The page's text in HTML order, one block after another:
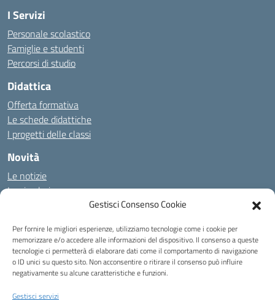
Gestisci Consenso Cookie
Per fornire le migliori esperienze, utilizziamo tecnologie come i cookie per
memorizzare e/o accedere alle informazioni del dispositivo. Il consenso a queste
tecnologie ci permetterà di elaborare dati come il comportamento di navigazione
o ID unici su questo sito. Non acconsentire o ritirare il consenso può influire
negativamente su alcune caratteristiche e funzioni.
Gestisci servizi
I Servizi
Personale scolastico
Famiglie e studenti
Percorsi di studio
Didattica
Offerta formativa
Le schede didattiche
I progetti delle classi
Novità
Le notizie
Le circolari
Amministrazione TrasparenteAlbo onlinePrivacy Policy
AccessibilitàNote legali